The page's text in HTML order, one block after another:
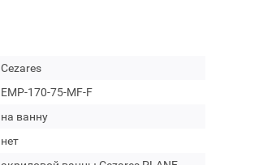
Cezares
EMP-170-75-MF-F
на ванну
нет